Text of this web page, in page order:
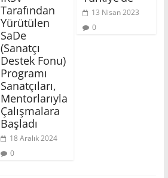
Tarafından
Yürütülen
SaDe
(Sanatçı
Destek Fonu)
Programı
Sanatçıları,
Mentorlarıyla
Çalışmalara
Başladı
18 Aralık 2024
0
13 Nisan 2023
0